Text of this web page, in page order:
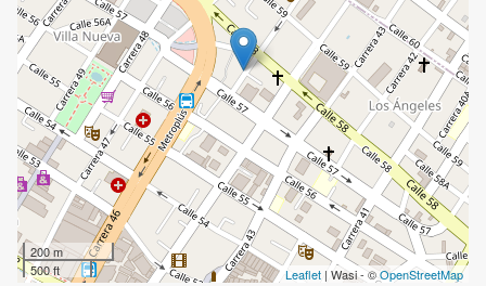
200 m
500 ft
Leaflet | Wasi - ©OpenStreetMap